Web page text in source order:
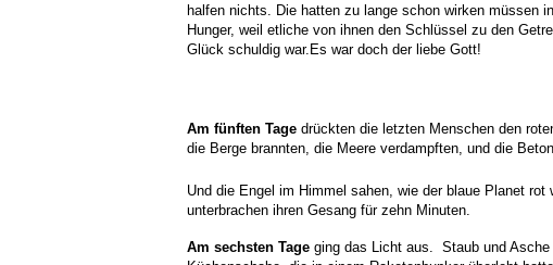
halfen nichts.
Die hatten zu lange schon wirken müssen
Hunger, weil etliche von ihnen den Schlüssel zu den
Glück schuldig war. Es war doch der liebe Gott!
Am fünften Tage drückten die letzten Menschen den
die Berge brannten, die Meere verdampften, und die
Und die Engel im Himmel sahen, wie der blaue Planet rot
unterbrachen ihren Gesang für zehn Minuten.
Am sechsten Tage ging das Licht aus. Staub und Asche